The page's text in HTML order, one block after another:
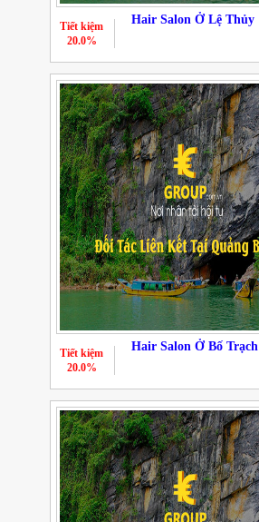
Hair Salon Ở Lệ Thủy
Tiết kiệm
20.0%
Hair Salon Ở Bố Trạch
Tiết kiệm
20.0%